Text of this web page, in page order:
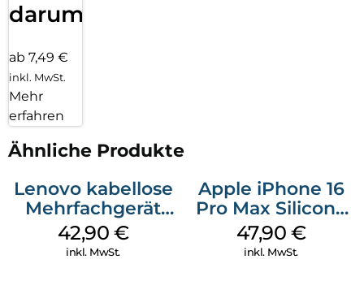
darum!
ab 7,49 €
inkl. MwSt.
Mehr
erfahren
Ähnliche Produkte
Lenovo kabellose
Mehrfachgerät
Luna Grey
42,90 €
inkl. MwSt.
Apple iPhone 16
Pro Max Silicone
Case MagSafe
Black
47,90 €
inkl. MwSt.